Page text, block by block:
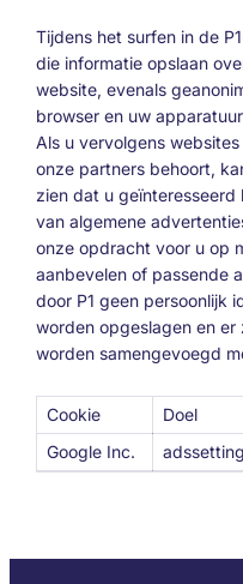
Tijdens het surfen in de
die informatie opslaan
website, evenals
browser en uw
Als u vervolgens
onze partners behoort,
zien dat u
van algemene
onze opdracht voor u op
aanbevelen of passende
door P1 geen persoonlijk
worden opgeslagen en
worden samengevoegd
Cookie Doel
Google Inc.